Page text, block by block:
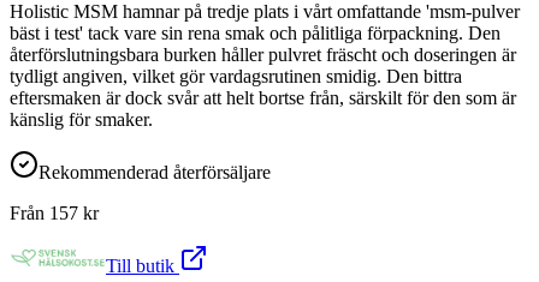
Holistic MSM hamnar på tredje plats i vårt omfattande 'msm-pulver
bäst i test' tack vare sin rena smak och pålitliga förpackning. Den
återförslutningsbara burken håller pulvret fräscht och doseringen är
tydligt angiven, vilket gör vardagsrutinen smidig. Den bittra
eftersmaken är dock svår att helt bortse från, särskilt för den som är
känslig för smaker.
Rekommenderad återförsäljare
Från 157 kr
Till butik